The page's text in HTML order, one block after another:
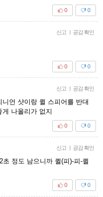
0
0
신고 | 공감 확인
0
0
신고 | 공감 확인
언 샷이랑 퀼 스피어를 반대
나올리가 없지
0
0
신고 | 공감 확인
정도 남으니까 퀼(피)-피-퀼
0
0